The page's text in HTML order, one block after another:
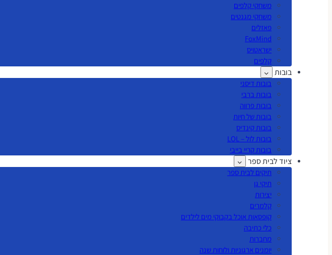
משחקי קלפים
משחקי מגנטים
פאזלים
FoxMind
ישראטויס
קלפים
בובות
בובות דיסני
בובות ברבי
בובות פרווה
בובות של חיות
בובות קינדיס
בובות לול – LOL
בובות קריי בייבי
ציוד לבית ספר
תיקים לבית ספר
תיקי גן
יצירות
קלמרים
קופסאות אוכל בקבוקי מים לילדים
כלי כתיבה
מחברות
יומנים ארגוניות ולוחות שנה